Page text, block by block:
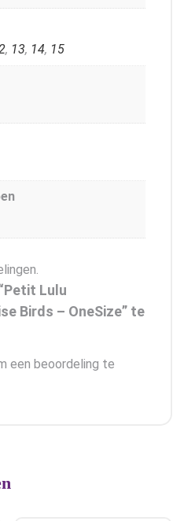
, 13, 14, 15
Lulu
Birds – OneSize” te
een beoordeling te